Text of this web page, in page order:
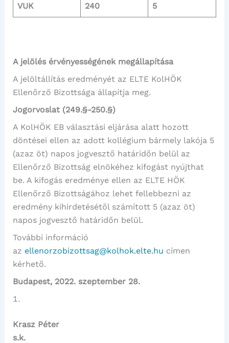
VUK 240 5
A jelölés érvényességének megállapítása
A jelöltállítás eredményét az ELTE KolHÖK
Ellenőrző Bizottsága állapítja meg.
Jogorvoslat (249.§-250.§)
A KolHÖK EB választási eljárása alatt hozott
döntései ellen az adott kollégium bármely lakója 5
(azaz öt) napos jogvesztő határidőn belül az
Ellenőrző Bizottság elnökéhez kifogást nyújthat
be. A kifogás eredménye ellen az ELTE HÖK
Ellenőrző Bizottságához lehet fellebbezni az
eredmény kihirdetésétől számított 5 (azaz öt)
napos jogvesztő határidőn belül.
További információ
az ellenorzobizottsag@kolhok.elte.hu címen
kérhető.
Budapest, 2022. szeptember 28.
Krasz Péter
s.k.